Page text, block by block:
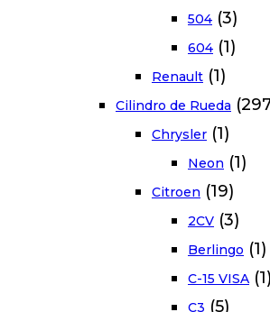
504 (3)
604 (1)
Renault (1)
Cilindro de Rueda
Chrysler (1)
Neon (1)
Citroen (19)
2CV (3)
Berlingo (1)
C-15 VISA (1)
C3 (5)